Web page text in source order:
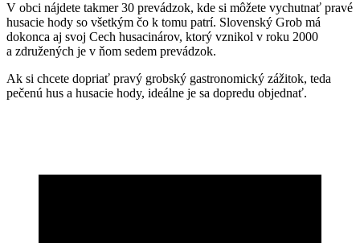
V obci nájdete takmer 30 prevádzok, kde si môžete vychutnať pravé
husacie hody so všetkým čo k tomu patrí. Slovenský Grob má
dokonca aj svoj Cech husacinárov, ktorý vznikol v roku 2000
a združených je v ňom sedem prevádzok.
Ak si chcete dopriať pravý grobský gastronomický zážitok, teda
pečenú hus a husacie hody, ideálne je sa dopredu objednať.